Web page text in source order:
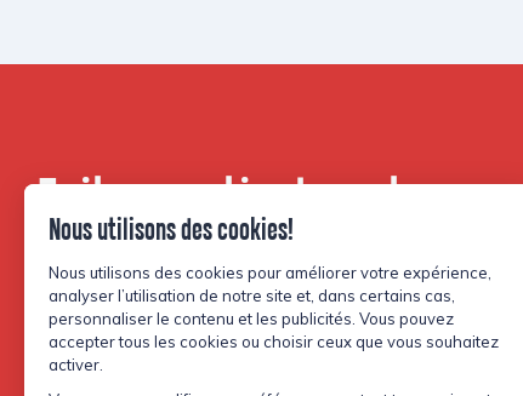
Faites partie de notre
communauté.